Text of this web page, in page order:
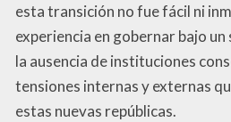
esta transición no fue fácil ni
experiencia en gobernar bajo
la ausencia de instituciones
tensiones internas y externas
estas nuevas repúblicas.